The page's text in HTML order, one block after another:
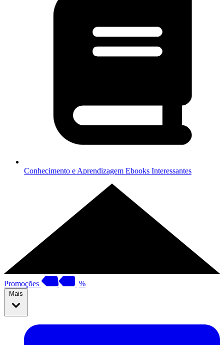
Conhecimento e Aprendizagem Ebooks Interessantes
Promoções %
Mais